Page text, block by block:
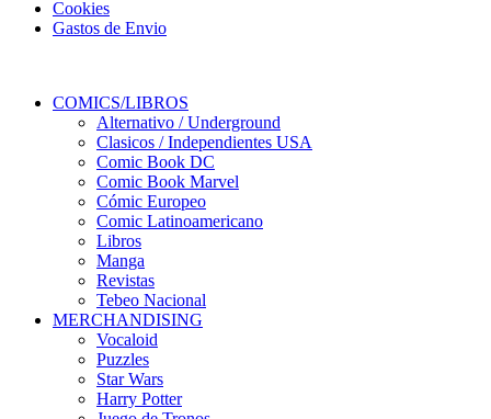
Cookies
Gastos de Envio
COMICS/LIBROS
Alternativo / Underground
Clasicos / Independientes USA
Comic Book DC
Comic Book Marvel
Cómic Europeo
Comic Latinoamericano
Libros
Manga
Revistas
Tebeo Nacional
MERCHANDISING
Vocaloid
Puzzles
Star Wars
Harry Potter